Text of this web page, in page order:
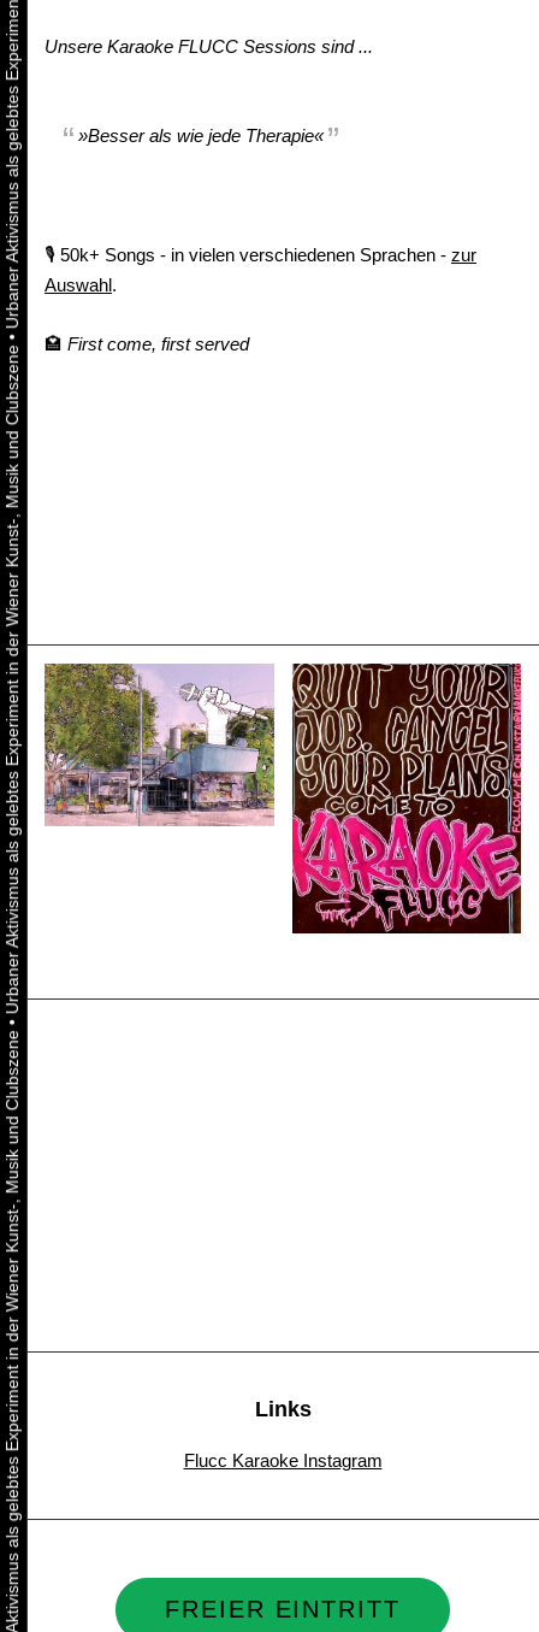
Urbaner Aktivismus als gelebtes Experiment in der Wiener Kunst-, Musik und Clubszene
•
Urbaner Aktivismus als gelebtes Experiment in der Wiener Kunst-, Musik und Clubszene
•
Unsere Karaoke FLUCC Sessions sind ...
»Besser als wie jede Therapie«
🎙️ 50k+ Songs - in vielen verschiedenen Sprachen - zur
Auswahl.
🏩 First come, first served
Links
Flucc Karaoke Instagram
FREIER EINTRITT